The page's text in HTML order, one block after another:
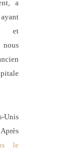
a
et
nous
Unis
le